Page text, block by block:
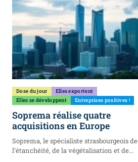
Dose du jour
Elles exportent
Elles se développent
Entreprises positives !
Soprema réalise quatre
acquisitions en Europe
Soprema, le spécialiste strasbourgeois de
l’étanchéité, de la végétalisation et de